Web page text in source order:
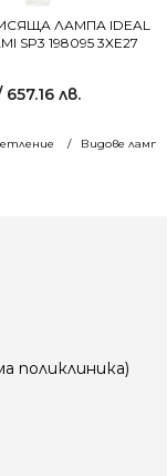
Видове
ЛАМПА IDEAL
SP3 198095 3XE27
657.16 лв.
поликлиника)